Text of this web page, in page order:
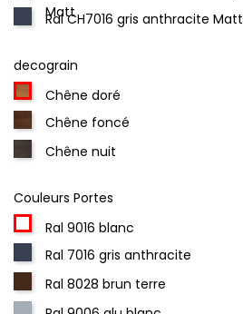
Matt
Ral CH7016 gris anthracite Matt
decograin
Chêne doré
Chêne foncé
Chêne nuit
Couleurs Portes
Ral 9016 blanc
Ral 7016 gris anthracite
Ral 8028 brun terre